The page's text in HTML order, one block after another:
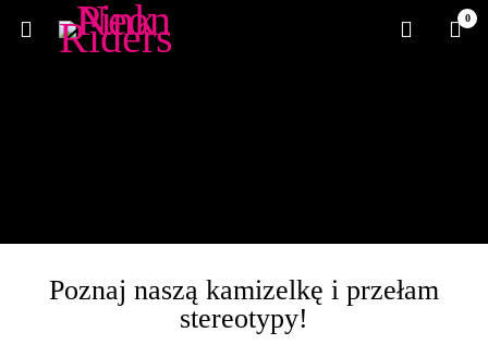
0
Poznaj naszą kamizelkę i przełam
stereotypy!